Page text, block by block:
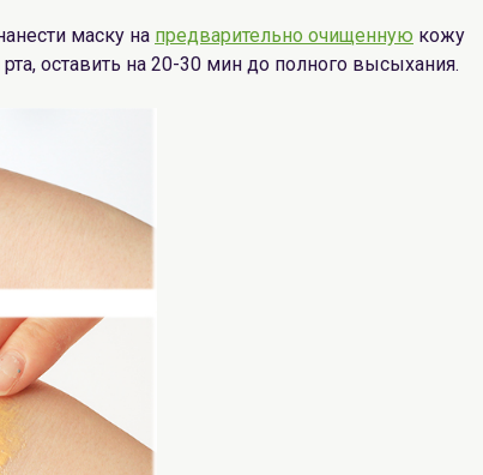
маску на предварительно очищенную кожу
рта, оставить на 20-30 мин до полного высыхания.